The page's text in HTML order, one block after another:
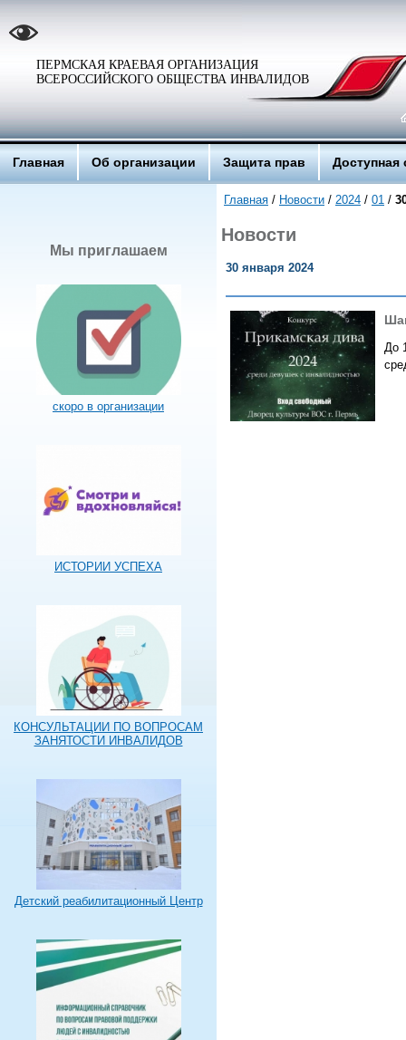
ПЕРМСКАЯ КРАЕВАЯ ОРГАНИЗАЦИЯ
ВСЕРОССИЙСКОГО ОБЩЕСТВА ИНВАЛИДОВ
Главная Об организации Защита прав Доступная
Мы приглашаем
скоро в организации
ИСТОРИИ УСПЕХА
КОНСУЛЬТАЦИИ ПО ВОПРОСАМ
ЗАНЯТОСТИ ИНВАЛИДОВ
Детский реабилитационный Центр
Главная / Новости / 2024 / 01 /
Новости
30 января 2024
До